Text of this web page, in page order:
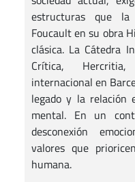
estructuras que
Foucault en su obra
clásica. La Cátedra
Crítica,
internacional en
legado y la relación
mental. En un
desconexión
valores que
humana.